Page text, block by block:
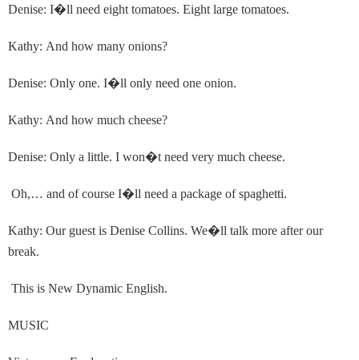
Denise: I�ll need eight tomatoes. Eight large tomatoes.
Kathy: And how many onions?
Denise: Only one. I�ll only need one onion.
Kathy: And how much cheese?
Denise: Only a little. I won�t need very much cheese.
Oh,… and of course I�ll need a package of spaghetti.
Kathy: Our guest is Denise Collins. We�ll talk more after our
break.
This is New Dynamic English.
MUSIC